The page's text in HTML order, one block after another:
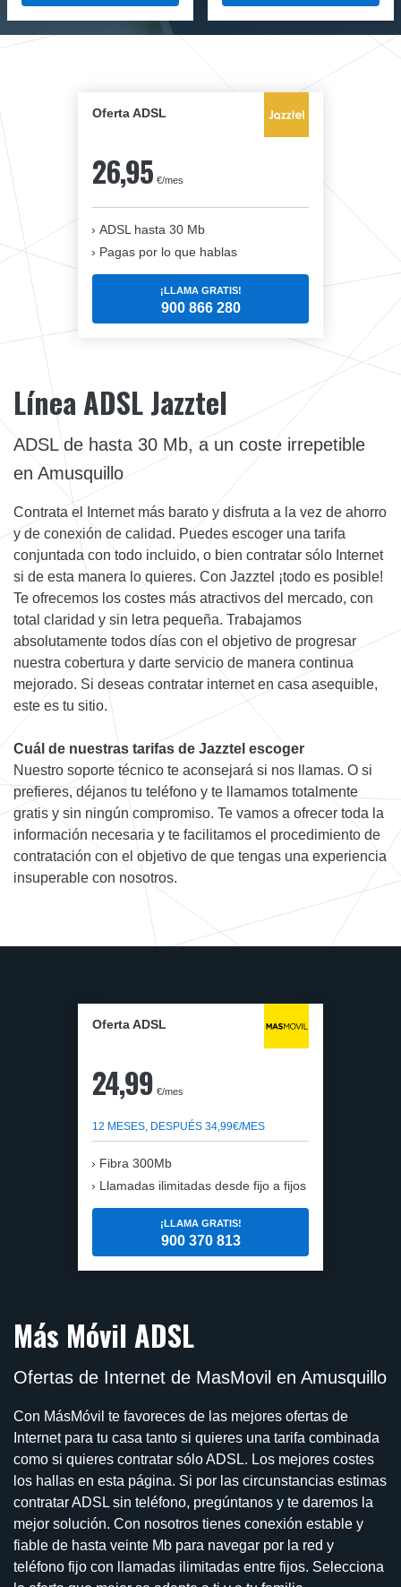
Oferta ADSL
26,95 €/mes
ADSL hasta 30 Mb
Pagas por lo que hablas
¡LLAMA GRATIS!
900 866 280
Línea ADSL Jazztel
ADSL de hasta 30 Mb, a un coste irrepetible
en Amusquillo
Contrata el Internet más barato y disfruta a la vez de ahorro
y de conexión de calidad. Puedes escoger una tarifa
conjuntada con todo incluido, o bien contratar sólo Internet
si de esta manera lo quieres. Con Jazztel ¡todo es posible!
Te ofrecemos los costes más atractivos del mercado, con
total claridad y sin letra pequeña. Trabajamos
absolutamente todos días con el objetivo de progresar
nuestra cobertura y darte servicio de manera continua
mejorado. Si deseas contratar internet en casa asequible,
este es tu sitio.
Cuál de nuestras tarifas de Jazztel escoger
Nuestro soporte técnico te aconsejará si nos llamas. O si
prefieres, déjanos tu teléfono y te llamamos totalmente
gratis y sin ningún compromiso. Te vamos a ofrecer toda la
información necesaria y te facilitamos el procedimiento de
contratación con el objetivo de que tengas una experiencia
insuperable con nosotros.
Oferta ADSL
24,99 €/mes
12 MESES, DESPUÉS 34,99€/MES
Fibra 300Mb
Llamadas ilimitadas desde fijo a fijos
¡LLAMA GRATIS!
900 370 813
Más Móvil ADSL
Ofertas de Internet de MasMovil en Amusquillo
Con MásMóvil te favoreces de las mejores ofertas de
Internet para tu casa tanto si quieres una tarifa combinada
como si quieres contratar sólo ADSL. Los mejores costes
los hallas en esta página. Si por las circunstancias estimas
contratar ADSL sin teléfono, pregúntanos y te daremos la
mejor solución. Con nosotros tienes conexión estable y
fiable de hasta veinte Mb para navegar por la red y
teléfono fijo con llamadas ilimitadas entre fijos. Selecciona